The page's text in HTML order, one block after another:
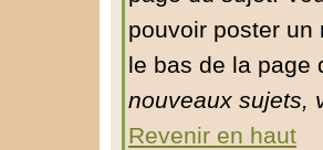
pouvoir poster
le bas de la page
nouveaux sujets,
Revenir en haut